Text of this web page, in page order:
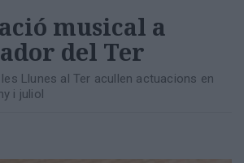
musical a
del Ter
Llunes al Ter acullen actuacions en
i juliol